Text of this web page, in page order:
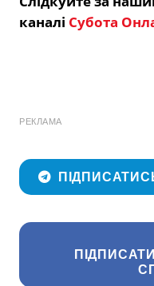
каналі Субота
РЕКЛАМА